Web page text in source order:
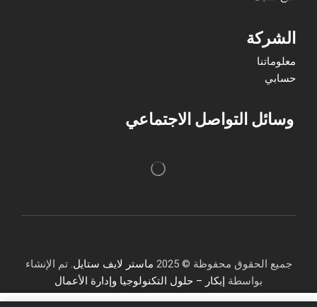
الشركة
معلوماتنا
حسابي
وسائل التواصل الاجتماعي
جميع الحقوق محفوظة © 2025 ماستر لايف ستايل. تم الإنشاء
بواسطة إبكار – حلول التكنولوجيا وإدارة الأعمال